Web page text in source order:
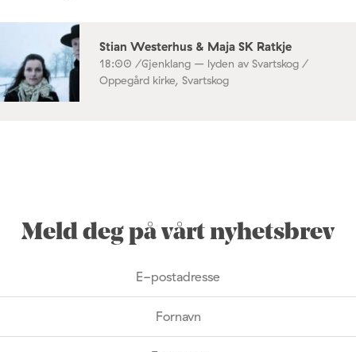
Stian Westerhus & Maja SK Ratkje
18:00 /Gjenklang – lyden av Svartskog /
Oppegård kirke, Svartskog
Meld deg på vårt nyhetsbrev